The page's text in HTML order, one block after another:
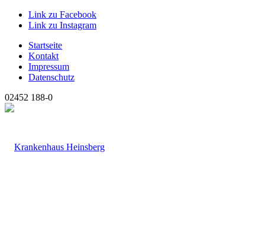
Link zu Facebook
Link zu Instagram
Startseite
Kontakt
Impressum
Datenschutz
02452 188-0